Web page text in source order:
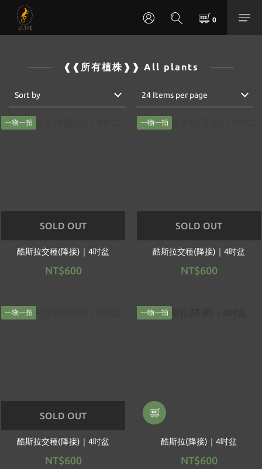
❰❰所有植株❱❱ All plants
Sort by 24 Items per page
一物一拍
SOLD OUT
酷斯拉交種(降接)｜4吋盆
NT$600
一物一拍
SOLD OUT
酷斯拉交種(降接)｜4吋盆
NT$600
一物一拍
SOLD OUT
酷斯拉交種(降接)｜4吋盆
NT$600
一物一拍
酷斯拉(降接)｜4吋盆
NT$600